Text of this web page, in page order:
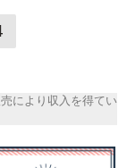
により収入を得てい